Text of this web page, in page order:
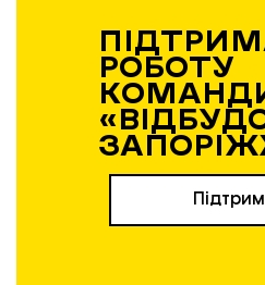
РОБОТУ